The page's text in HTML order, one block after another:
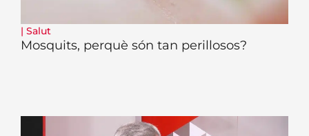
| Salut
Mosquits, perquè són tan perillosos?